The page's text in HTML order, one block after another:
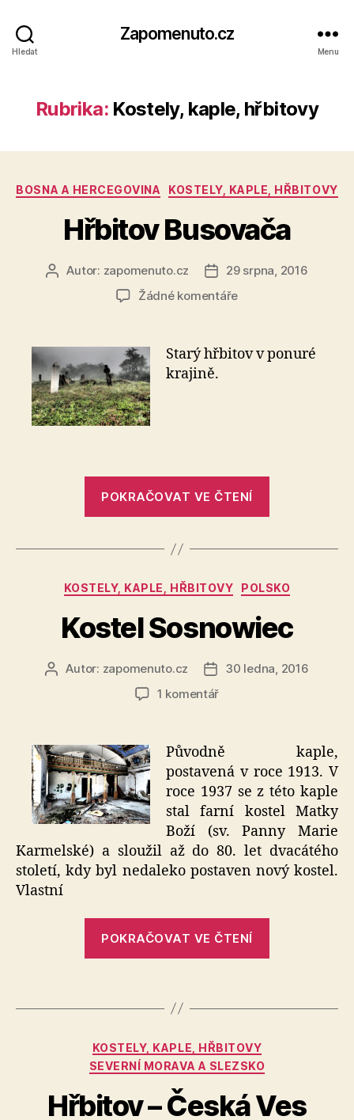
Hledat
Zapomenuto.cz
Menu
Rubrika: Kostely, kaple, hřbitovy
Rubriky
BOSNA A HERCEGOVINA KOSTELY, KAPLE, HŘBITOVY
Hřbitov Busovača
AutorAutor: zapomenuto.cz
Datum
příspěvku
29 srpna, 2016
Žádné komentářeu
Hřbitov
Starý hřbitov v ponuré
krajině.
POKRAČOVAT VE ČTENÍ
Rubriky
KOSTELY, KAPLE, HŘBITOVY POLSKO
Kostel Sosnowiec
AutorAutor: zapomenuto.cz
Datum
příspěvku
30 ledna, 2016
1 komentářu
názvem
Kostel
Sosnowiec
Původně kaple,
postavená v roce 1913. V
roce 1937 se z této kaple
stal farní kostel Matky
Boží (sv. Panny Marie
Karmelské) a sloužil až do 80. let dvacátého
století, kdy byl nedaleko postaven nový kostel.
Vlastní
POKRAČOVAT VE ČTENÍ
Rubriky
KOSTELY, KAPLE, HŘBITOVY
SEVERNÍ MORAVA A SLEZSKO
Hřbitov – Česká Ves